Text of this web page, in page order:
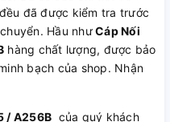
đã được kiểm tra trước
Hầu nhưCáp Nối
hàng chất lượng, được bảo
bạch của shop. Nhận
/ A256B của quý khách